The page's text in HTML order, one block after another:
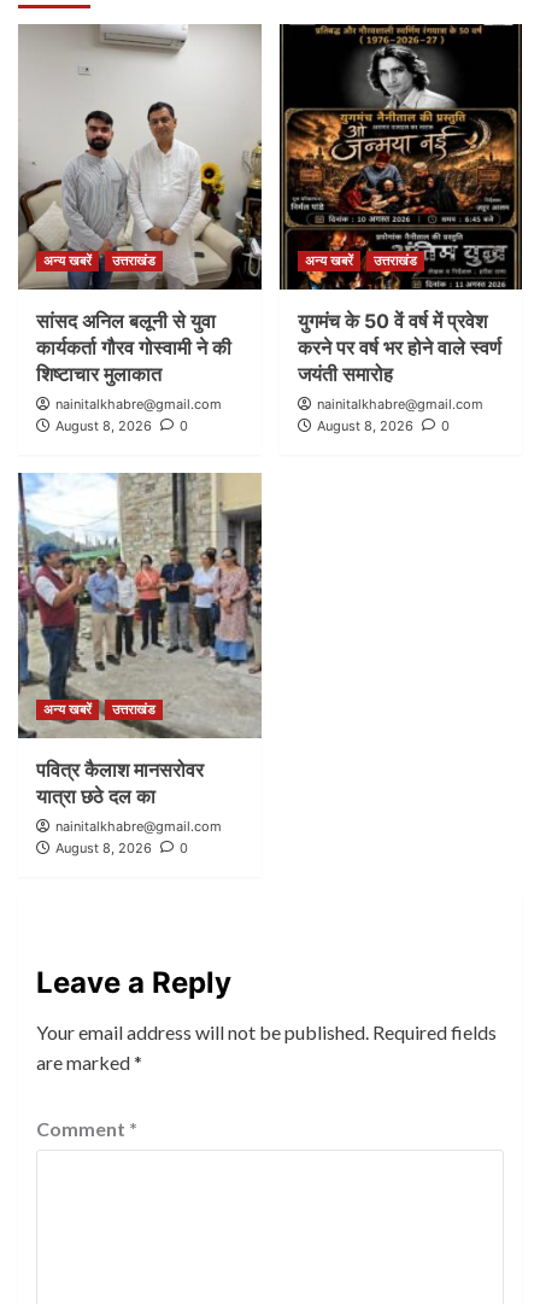
अन्य खबरें उत्तराखंड
सांसद अनिल बलूनी से युवा
कार्यकर्ता गौरव गोस्वामी ने की
शिष्टाचार मुलाकात
nainitalkhabre@gmail.com
August 8, 2026
0
अन्य खबरें उत्तराखंड
युगमंच के 50 वें वर्ष में प्रवेश
करने पर वर्ष भर होने वाले स्वर्ण
जयंती समारोह
nainitalkhabre@gmail.com
August 8, 2026
0
अन्य खबरें उत्तराखंड
पवित्र कैलाश मानसरोवर
यात्रा छठे दल का
nainitalkhabre@gmail.com
August 8, 2026
0
Leave a Reply
Your email address will not be published. Required fields
are marked*
Comment *